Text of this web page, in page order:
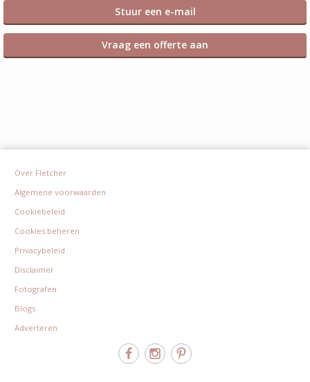
Stuur een e-mail
Vraag een offerte aan
Over Fletcher
Algemene voorwaarden
Cookiebeleid
Cookies beheren
Privacybeleid
Disclaimer
Fotografen
Blogs
Adverteren